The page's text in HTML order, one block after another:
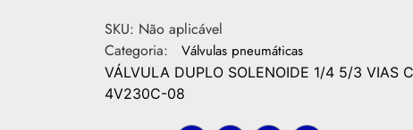
SKU: Não aplicável
Categoria:
Válvulas pneumáticas
VÁLVULA DUPLO SOLENOIDE 1/4 5/3 VIAS
4V230C-08